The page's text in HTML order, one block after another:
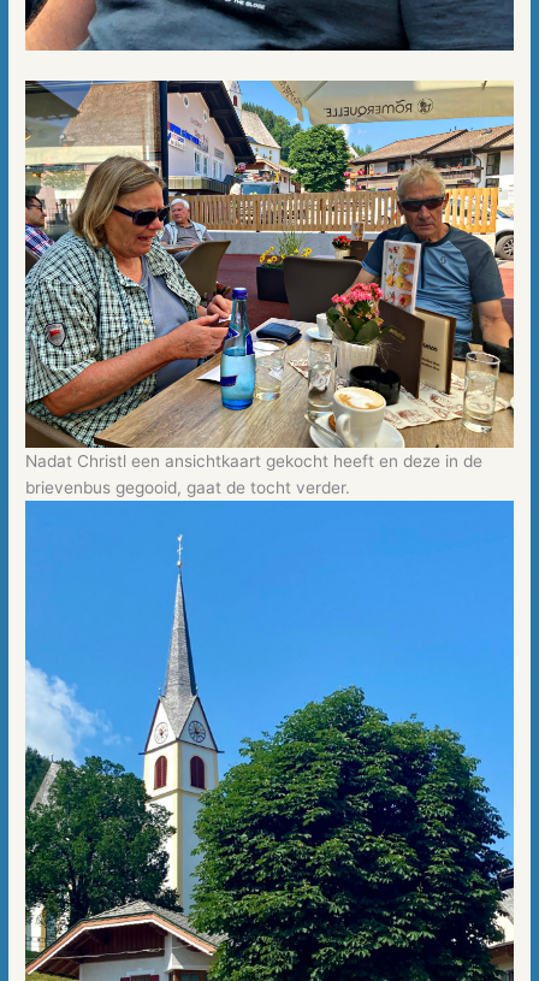
Nadat Christl een ansichtkaart gekocht heeft en deze in de
brievenbus gegooid, gaat de tocht verder.